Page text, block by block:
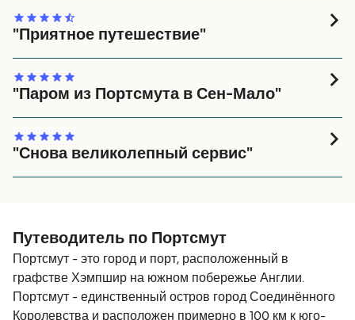
еда. Спасибо.
"Приятное путешествие"
услужливыми и путешествие было очень приятное.
"Паром из Портсмута в Сен-Мало"
пароме. Паром был великолепный во всех смыслах.
Хорошо организованный, безупречно чистый и по
"Снова великолепный сервис"
Путеводитель по Портсмут
Портсмут - это город и порт, расположенный в
графстве Хэмпшир на южном побережье Англии.
Портсмут - единственный остров город Соединённого
Королевства и расположен примерно в 100 км к юго-